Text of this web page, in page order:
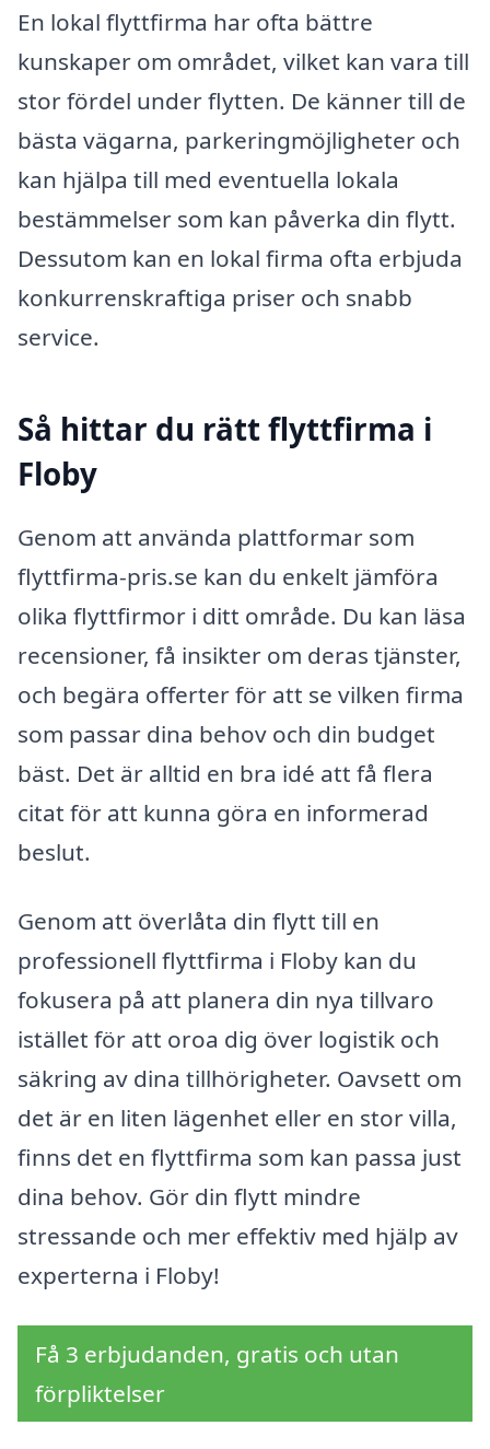
En lokal flyttfirma har ofta bättre
kunskaper om området, vilket kan vara till
stor fördel under flytten. De känner till de
bästa vägarna, parkeringmöjligheter och
kan hjälpa till med eventuella lokala
bestämmelser som kan påverka din flytt.
Dessutom kan en lokal firma ofta erbjuda
konkurrenskraftiga priser och snabb
service.
Så hittar du rätt flyttfirma i
Floby
Genom att använda plattformar som
flyttfirma-pris.se kan du enkelt jämföra
olika flyttfirmor i ditt område. Du kan läsa
recensioner, få insikter om deras tjänster,
och begära offerter för att se vilken firma
som passar dina behov och din budget
bäst. Det är alltid en bra idé att få flera
citat för att kunna göra en informerad
beslut.
Genom att överlåta din flytt till en
professionell flyttfirma i Floby kan du
fokusera på att planera din nya tillvaro
istället för att oroa dig över logistik och
säkring av dina tillhörigheter. Oavsett om
det är en liten lägenhet eller en stor villa,
finns det en flyttfirma som kan passa just
dina behov. Gör din flytt mindre
stressande och mer effektiv med hjälp av
experterna i Floby!
Få 3 erbjudanden, gratis och utan
förpliktelser